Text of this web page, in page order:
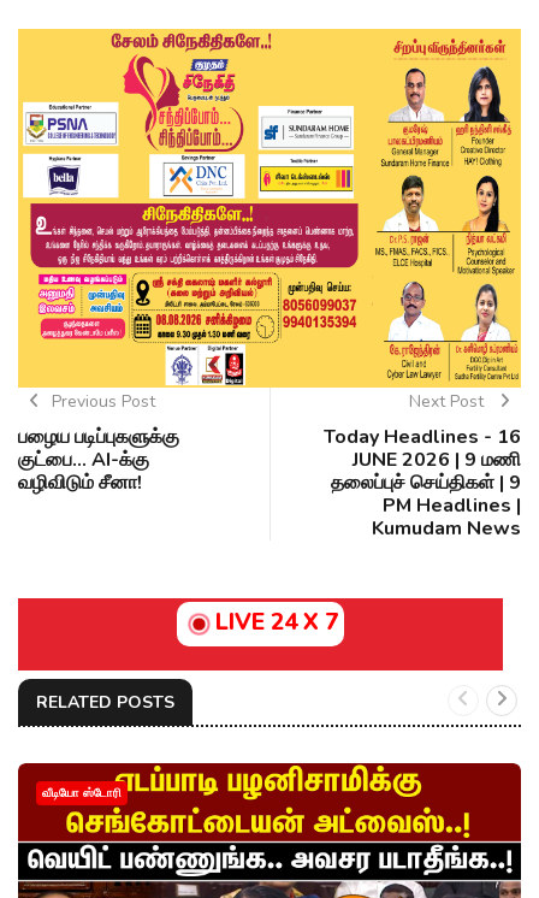
Previous Post
பழைய படிப்புகளுக்கு
குட்பை... AI-க்கு
வழிவிடும் சீனா!
Next Post
Today Headlines - 16
JUNE 2026 | 9 மணி
தலைப்புச் செய்திகள் | 9
PM Headlines |
Kumudam News
LIVE 24 X 7
RELATED POSTS
வீடியோ ஸ்டோரி